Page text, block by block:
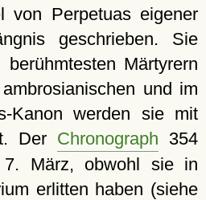
von Perpetuas eigener
geschrieben. Sie
Märtyrern
und im
Kanon werden sie mit
Der Chronograph 354
März, obwohl sie in
erlitten haben (siehe